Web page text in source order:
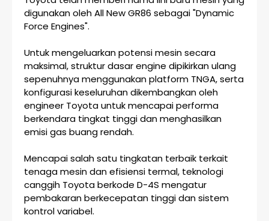
digunakan oleh All New GR86 sebagai "Dynamic
Force Engines".
Untuk mengeluarkan potensi mesin secara
maksimal, struktur dasar engine dipikirkan ulang
sepenuhnya menggunakan platform TNGA, serta
konfigurasi keseluruhan dikembangkan oleh
engineer Toyota untuk mencapai performa
berkendara tingkat tinggi dan menghasilkan
emisi gas buang rendah.
Mencapai salah satu tingkatan terbaik terkait
tenaga mesin dan efisiensi termal, teknologi
canggih Toyota berkode D-4S mengatur
pembakaran berkecepatan tinggi dan sistem
kontrol variabel.